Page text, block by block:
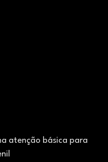
atenção básica para